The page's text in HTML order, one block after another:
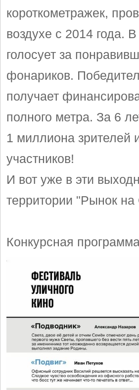
короткометражек,
воздухе с 2014 года.
голосует за
фонариков.
получает
полного метра. За 6
1 миллиона зрителей
участников!
И вот уже в эти
территории "Рынок на
Конкурсная